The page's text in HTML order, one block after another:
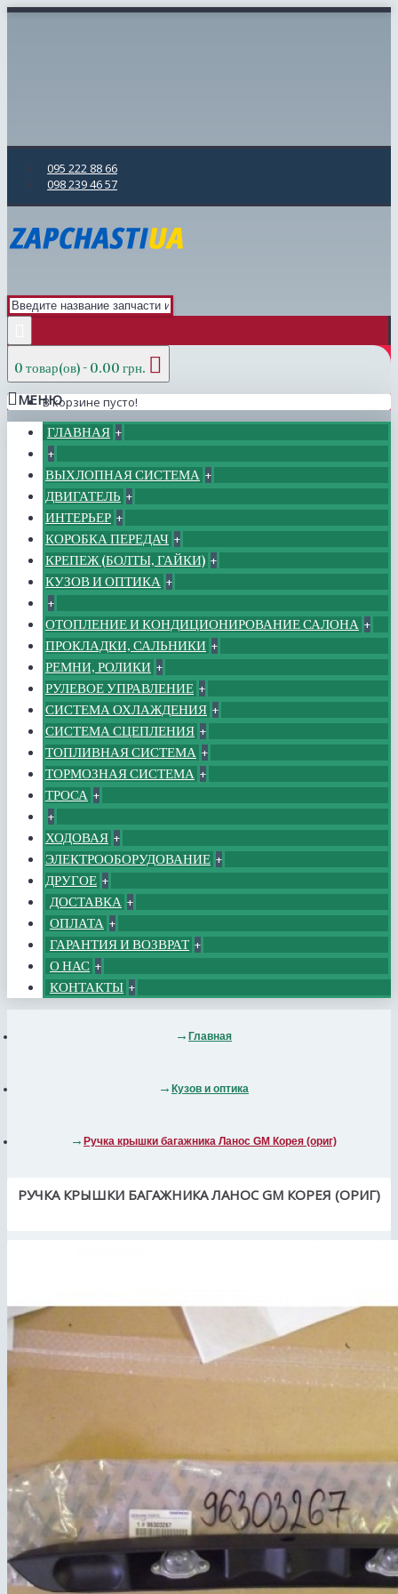
095 222 88 66
098 239 46 57
0 товар(ов) - 0.00 грн.
В корзине пусто!
МЕНЮ
ГЛАВНАЯ +
+
ВЫХЛОПНАЯ СИСТЕМА +
ДВИГАТЕЛЬ +
ИНТЕРЬЕР +
КОРОБКА ПЕРЕДАЧ +
КРЕПЕЖ (БОЛТЫ, ГАЙКИ) +
КУЗОВ И ОПТИКА +
+
ОТОПЛЕНИЕ И КОНДИЦИОНИРОВАНИЕ САЛОНА +
ПРОКЛАДКИ, САЛЬНИКИ +
РЕМНИ, РОЛИКИ +
РУЛЕВОЕ УПРАВЛЕНИЕ +
СИСТЕМА ОХЛАЖДЕНИЯ +
СИСТЕМА СЦЕПЛЕНИЯ +
ТОПЛИВНАЯ СИСТЕМА +
ТОРМОЗНАЯ СИСТЕМА +
ТРОСА +
+
ХОДОВАЯ +
ЭЛЕКТРООБОРУДОВАНИЕ +
ДРУГОЕ +
ДОСТАВКА +
ОПЛАТА +
ГАРАНТИЯ И ВОЗВРАТ +
О НАС +
КОНТАКТЫ +
Главная
Кузов и оптика
Ручка крышки багажника Ланос GM Корея (ориг)
РУЧКА КРЫШКИ БАГАЖНИКА ЛАНОС GM КОРЕЯ (ОРИГ)